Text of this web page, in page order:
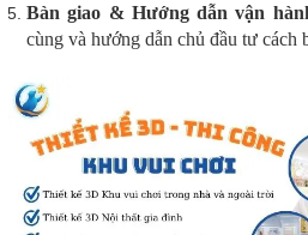
Bàn giao & Hướng dẫn vận
cùng và hướng dẫn chủ đầu tư cách